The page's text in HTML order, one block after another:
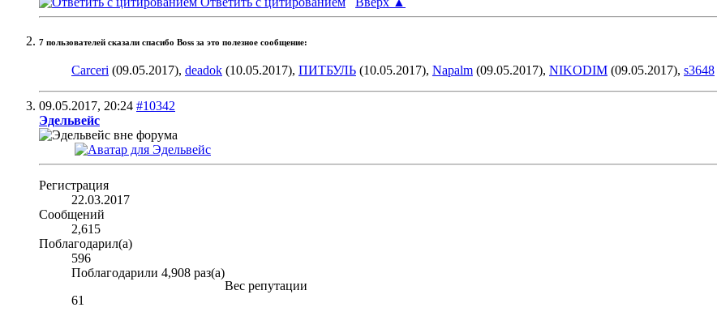
7 пользователей сказали cпасибо Boss за это полезное сообщение:
Carceri (09.05.2017), deadok (10.05.2017), ПИТБУЛЬ (10.05.2017), Napalm (09.05.2017), NIKODIM (09.05.2017), s3648
09.05.2017, 20:24 #10342
Эдельвейс
Регистрация
22.03.2017
Сообщений
2,615
Поблагодарил(а)
596
Поблагодарили 4,908 раз(а)
Вес репутации
61